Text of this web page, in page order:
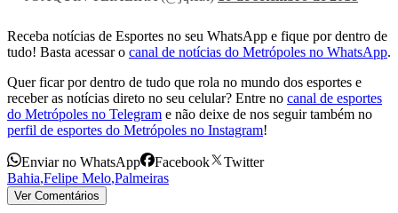
Receba notícias de Esportes no seu WhatsApp e fique por dentro de
tudo! Basta acessar o canal de notícias do Metrópoles no WhatsApp.
Quer ficar por dentro de tudo que rola no mundo dos esportes e
receber as notícias direto no seu celular? Entre no canal de esportes
do Metrópoles no Telegram e não deixe de nos seguir também no
perfil de esportes do Metrópoles no Instagram!
Enviar no WhatsApp Facebook
Twitter
Bahia,Felipe Melo,Palmeiras
Ver Comentários